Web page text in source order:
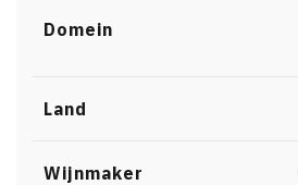
Domein
Land
Wijnmaker